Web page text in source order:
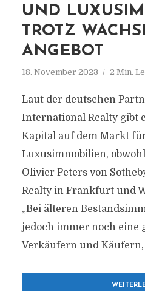
UND
TROTZ
ANGEBOT
18. November 2023 2 Min.
Laut der deutschen
International Realty gibt
Kapital auf dem Markt
Luxusimmobilien,
Olivier Peters von
Realty in Frankfurt und
„Bei älteren
jedoch immer noch eine
Verkäufern und Käufern,